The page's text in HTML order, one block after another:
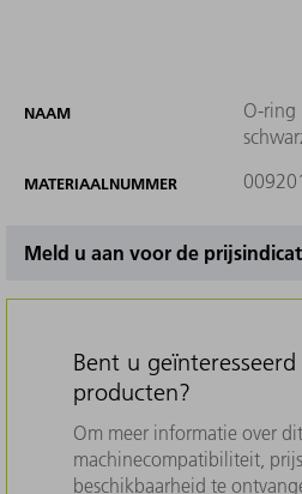
NAAM
O-ring
MATERIAALNUMMER
Meld u aan voor de
Bent u
producten?
Om meer informatie over
machinecompatibiliteit,
beschikbaarheid te